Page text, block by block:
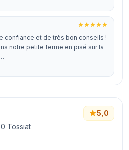
confiance et de très bon conseils !
notre petite ferme en pisé sur la
Tossiat
5,0